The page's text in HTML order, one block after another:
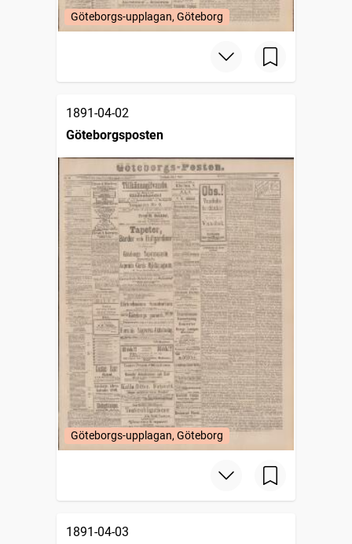
Göteborgs-upplagan, Göteborg
1891-04-02
Göteborgsposten
Göteborgs-upplagan, Göteborg
1891-04-03